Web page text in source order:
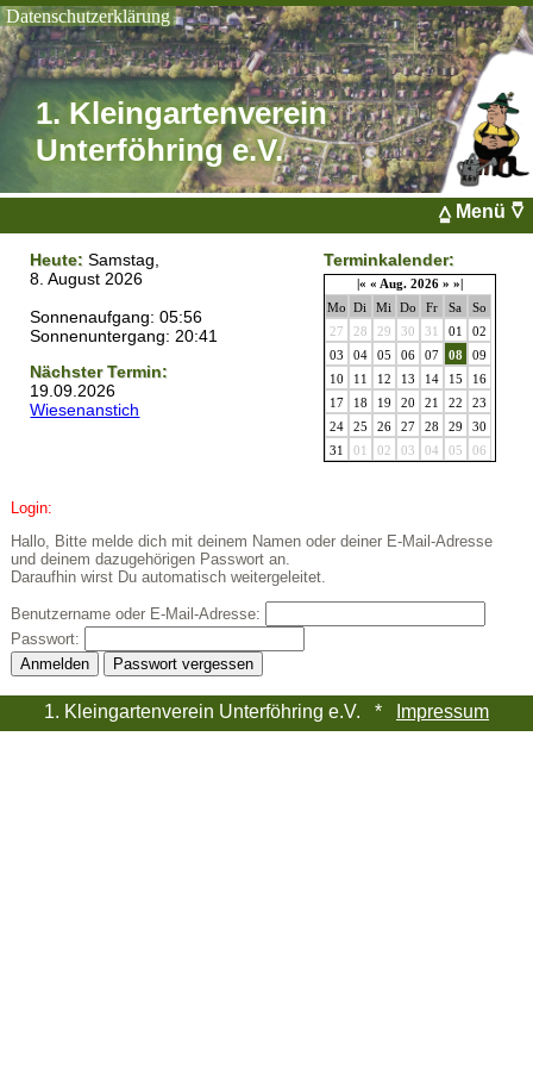
1. Kleingartenverein Unterföhring e.V.
Datenschutzerklärung
1. Kleingartenverein
Unterföhring e.V.
⩠ Menü ⩢
Heute: Samstag,
8. August 2026
Sonnenaufgang: 05:56
Sonnenuntergang: 20:41
Nächster Termin:
19.09.2026
Wiesenanstich
Terminkalender:
|« « Aug. 2026 » »|
Mo Di Mi Do Fr Sa
So
27
28 29 30 31 01
02
03
04 05 06 07 08
09
10
11 12 13 14 15
16
17
18 19 20 21 22
23
24
25 26 27 28 29
30
31
01 02 03 04 05 06
Login:
Hallo, Bitte melde dich mit deinem Namen oder deiner E-Mail-Adresse
und deinem dazugehörigen Passwort an.
Daraufhin wirst Du automatisch weitergeleitet.
Benutzername oder E-Mail-Adresse:
Passwort:
1. Kleingartenverein Unterföhring e.V. * Impressum